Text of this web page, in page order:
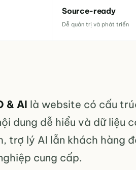
Source-ready
Dễ quản trị và phát triển
& AI là website có cấu
dung dễ hiểu và dữ liệu
trợ lý AI lẫn khách hàng
cung cấp.